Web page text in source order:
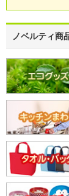
ノベルティ